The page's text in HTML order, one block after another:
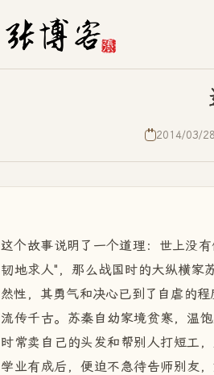
2014/03/28
这个故事说明了一个道理：世上没
韧地求人"，那么战国时的大纵横家
然性，其勇气和决心已到了自虐的
流传千古。苏秦自幼家境贫寒，温
时常卖自己的头发和帮别人打短工
学业有成后，便迫不急待告师别友